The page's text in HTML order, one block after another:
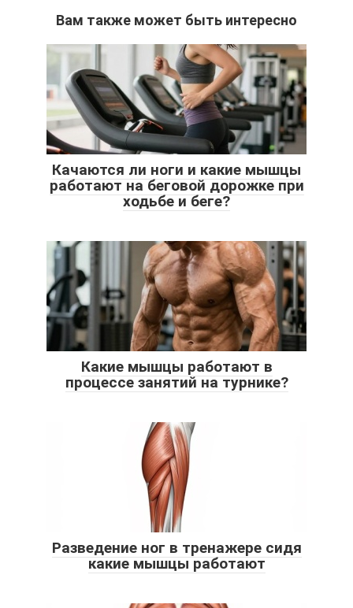
Вам также может быть интересно
Качаются ли ноги и какие мышцы
работают на беговой дорожке при
ходьбе и беге?
Какие мышцы работают в
процессе занятий на турнике?
Разведение ног в тренажере сидя
какие мышцы работают